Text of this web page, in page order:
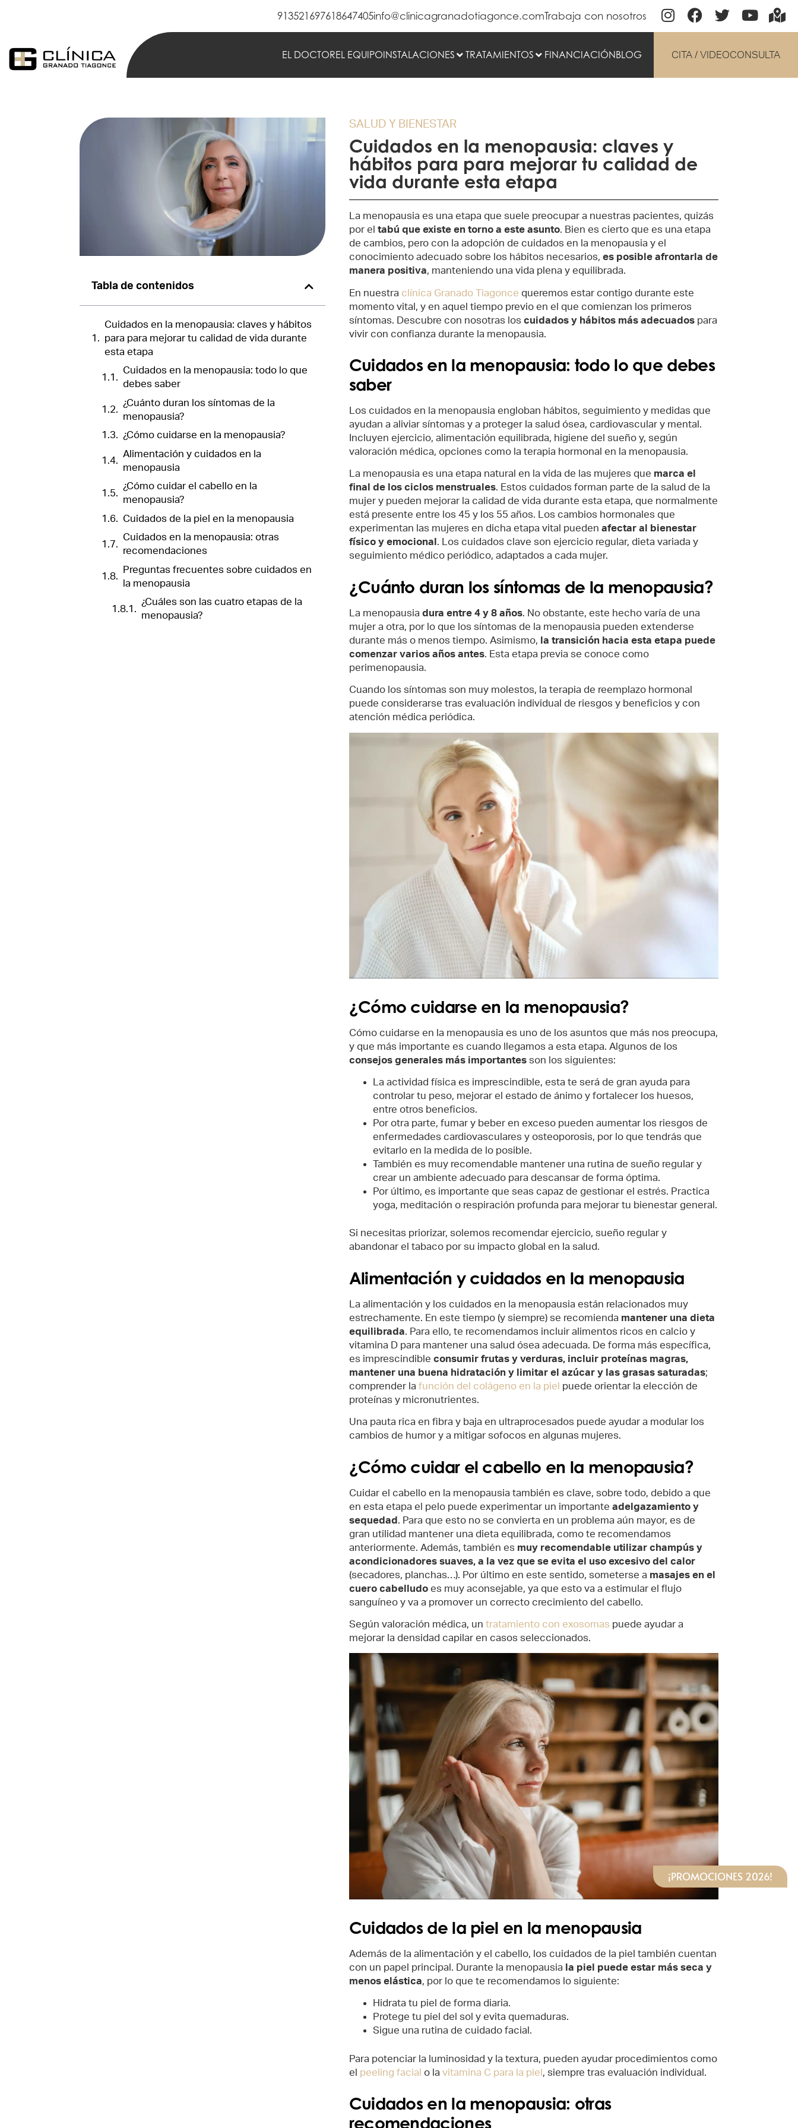
913521697618647405info@clinicagranadotiagonce.comTrabaja con nosotros
EL DOCTOREL EQUIPOINSTALACIONES TRATAMIENTOS FINANCIACIÓNBLOG CITA / VIDEOCONSULTA
¡PROMOCIONES 2026!
Tabla de contenidos
Cuidados en la menopausia: claves y hábitos
para para mejorar tu calidad de vida durante
esta etapa
Cuidados en la menopausia: todo lo que
debes saber
¿Cuánto duran los síntomas de la
menopausia?
¿Cómo cuidarse en la menopausia?
Alimentación y cuidados en la
menopausia
¿Cómo cuidar el cabello en la
menopausia?
Cuidados de la piel en la menopausia
Cuidados en la menopausia: otras
recomendaciones
Preguntas frecuentes sobre cuidados en
la menopausia
¿Cuáles son las cuatro etapas de la
menopausia?
SALUD Y BIENESTAR
Cuidados en la menopausia: claves y
hábitos para para mejorar tu calidad de
vida durante esta etapa
La menopausia es una etapa que suele preocupar a nuestras pacientes, quizás
por el tabú que existe en torno a este asunto. Bien es cierto que es una etapa
de cambios, pero con la adopción de cuidados en la menopausia y el
conocimiento adecuado sobre los hábitos necesarios, es posible afrontarla de
manera positiva, manteniendo una vida plena y equilibrada.
En nuestra clínica Granado Tiagonce queremos estar contigo durante este
momento vital, y en aquel tiempo previo en el que comienzan los primeros
síntomas. Descubre con nosotras los cuidados y hábitos más adecuadospara
vivir con confianza durante la menopausia.
Cuidados en la menopausia: todo lo que debes
saber
Los cuidados en la menopausia engloban hábitos, seguimiento y medidas que
ayudan a aliviar síntomas y a proteger la salud ósea, cardiovascular y mental.
Incluyen ejercicio, alimentación equilibrada, higiene del sueño y, según
valoración médica, opciones como la terapia hormonal en la menopausia.
La menopausia es una etapa natural en la vida de las mujeres que marca el
final de los ciclos menstruales. Estos cuidados forman parte de la salud de la
mujer y pueden mejorar la calidad de vida durante esta etapa, que normalmente
está presente entre los 45 y los 55 años. Los cambios hormonales que
experimentan las mujeres en dicha etapa vital pueden afectar al bienestar
físico y emocional . Los cuidados clave son ejercicio regular, dieta variada y
seguimiento médico periódico, adaptados a cada mujer.
¿Cuánto duran los síntomas de la menopausia?
La menopausia dura entre 4 y 8 años. No obstante, este hecho varía de una
mujer a otra, por lo que los síntomas de la menopausia pueden extenderse
durante más o menos tiempo. Asimismo, la transición hacia esta etapa puede
comenzar varios años antes. Esta etapa previa se conoce como
perimenopausia.
Cuando los síntomas son muy molestos, la terapia de reemplazo hormonal
puede considerarse tras evaluación individual de riesgos y beneficios y con
atención médica periódica.
¿Cómo cuidarse en la menopausia?
Cómo cuidarse en la menopausia es uno de los asuntos que más nos preocupa,
y que más importante es cuando llegamos a esta etapa. Algunos de los
consejos generales más importantesson los siguientes:
La actividad física es imprescindible, esta te será de gran ayuda para
controlar tu peso, mejorar el estado de ánimo y fortalecer los huesos,
entre otros beneficios.
Por otra parte, fumar y beber en exceso pueden aumentar los riesgos de
enfermedades cardiovasculares y osteoporosis, por lo que tendrás que
evitarlo en la medida de lo posible.
También es muy recomendable mantener una rutina de sueño regular y
crear un ambiente adecuado para descansar de forma óptima.
Por último, es importante que seas capaz de gestionar el estrés. Practica
yoga, meditación o respiración profunda para mejorar tu bienestar general.
Si necesitas priorizar, solemos recomendar ejercicio, sueño regular y
abandonar el tabaco por su impacto global en la salud.
Alimentación y cuidados en la menopausia
La alimentación y los cuidados en la menopausia están relacionados muy
estrechamente. En este tiempo (y siempre) se recomienda mantener una dieta
equilibrada. Para ello, te recomendamos incluir alimentos ricos en calcio y
vitamina D para mantener una salud ósea adecuada. De forma más específica,
es imprescindible consumir frutas y verduras, incluir proteínas magras,
mantener una buena hidratación y limitar el azúcar y las grasas saturadas;
comprender la función del colágeno en la piel puede orientar la elección de
proteínas y micronutrientes.
Una pauta rica en fibra y baja en ultraprocesados puede ayudar a modular los
cambios de humor y a mitigar sofocos en algunas mujeres.
¿Cómo cuidar el cabello en la menopausia?
Cuidar el cabello en la menopausia también es clave, sobre todo, debido a que
en esta etapa el pelo puede experimentar un importante adelgazamiento y
sequedad . Para que esto no se convierta en un problema aún mayor, es de
gran utilidad mantener una dieta equilibrada, como te recomendamos
anteriormente. Además, también es muy recomendable utilizar champús y
acondicionadores suaves, a la vez que se evita el uso excesivo del calor
(secadores, planchas…). Por último en este sentido, someterse a masajes en el
cuero cabelludoes muy aconsejable, ya que esto va a estimular el flujo
sanguíneo y va a promover un correcto crecimiento del cabello.
Según valoración médica, un tratamiento con exosomas puede ayudar a
mejorar la densidad capilar en casos seleccionados.
Cuidados de la piel en la menopausia
Además de la alimentación y el cabello, los cuidados de la piel también cuentan
con un papel principal. Durante la menopausia la piel puede estar más seca y
menos elástica, por lo que te recomendamos lo siguiente:
Hidrata tu piel de forma diaria.
Protege tu piel del sol y evita quemaduras.
Sigue una rutina de cuidado facial.
Para potenciar la luminosidad y la textura, pueden ayudar procedimientos como
el peeling facial o la vitamina C para la piel , siempre tras evaluación individual.
Cuidados en la menopausia: otras
recomendaciones